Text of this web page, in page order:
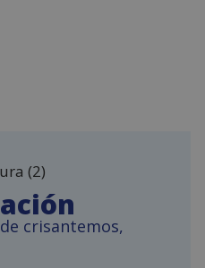
crisantemos,